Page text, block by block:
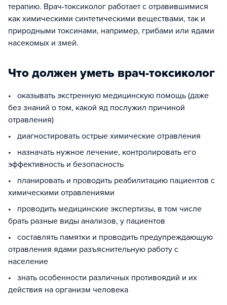
терапию. Врач-токсиколог работает с отравившимися
как химическими синтетическими веществами, так и
природными токсинами, например, грибами или ядами
насекомых и змей.
Что должен уметь врач-токсиколог
• оказывать экстренную медицинскую помощь (даже
без знаний о том, какой яд послужил причиной
отравления)
• диагностировать острые химические отравления
• назначать нужное лечение, контролировать его
эффективность и безопасность
• планировать и проводить реабилитацию пациентов с
химическими отравлениями
• проводить медицинские экспертизы, в том числе
брать разные виды анализов, у пациентов
• составлять памятки и проводить предупреждающую
отравления ядами разъяснительную работу с
население
• знать особенности различных противоядий и их
действия на организм человека